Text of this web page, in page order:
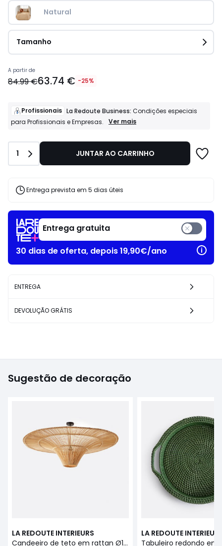
Natural
Tamanho
Preço
a
63.74
€
vez
de
aplicado.
A partir de
84.99 €63.74 € -25%
Profissionais La Redoute Business: Condições especiais
para Profissionais e Empresas.
Profissionais
Condições
e
Ver mais
Quantidade
1 JUNTAR AO CARRINHO
Entrega prevista em 5 dias úteis
Entrega gratuita
30 dias de oferta, depois 19,90€/ano
ENTREGA
DEVOLUÇÃO GRÁTIS
Sugestão de decoração
LA REDOUTE INTERIEURS
Candeeiro de teto em rattan Ø120 cm, Junita
LA REDOUTE